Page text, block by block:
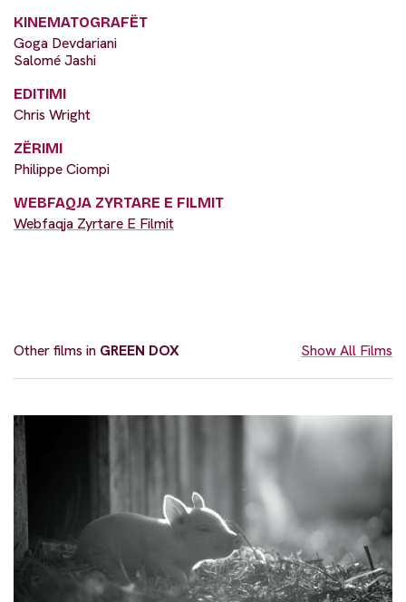
KINEMATOGRAFËT
Goga Devdariani
Salomé Jashi
EDITIMI
Chris Wright
ZËRIMI
Philippe Ciompi
WEBFAQJA ZYRTARE E FILMIT
Webfaqja Zyrtare E Filmit
Other films in GREEN DOX Show All Films